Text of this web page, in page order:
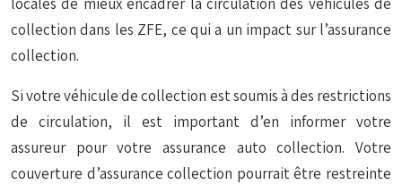
collection dans les ZFE, ce qui a un impact sur l’assurance
collection.
Si votre véhicule de collection est soumis à des restrictions
de circulation, il est important d’en informer votre
assureur pour votre assurance auto collection. Votre
couverture d’assurance collection pourrait être restreinte